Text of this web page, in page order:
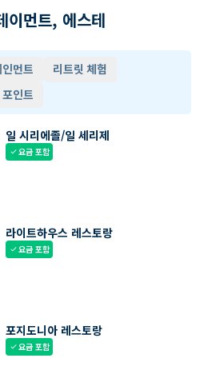
이먼트, 에스테
먼트
리트릿 체험
인트
일 시리에졸/일 세리제
check요금 포함
라이트하우스 레스토랑
check요금 포함
포지도니아 레스토랑
check요금 포함